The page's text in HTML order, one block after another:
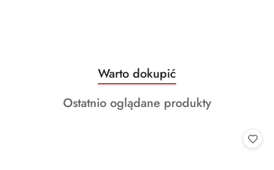
Pomiń karuzelę produktów
Produkty
o
statusie:
Warto dokupić
Produkty
Ostatnio oglądane produkty